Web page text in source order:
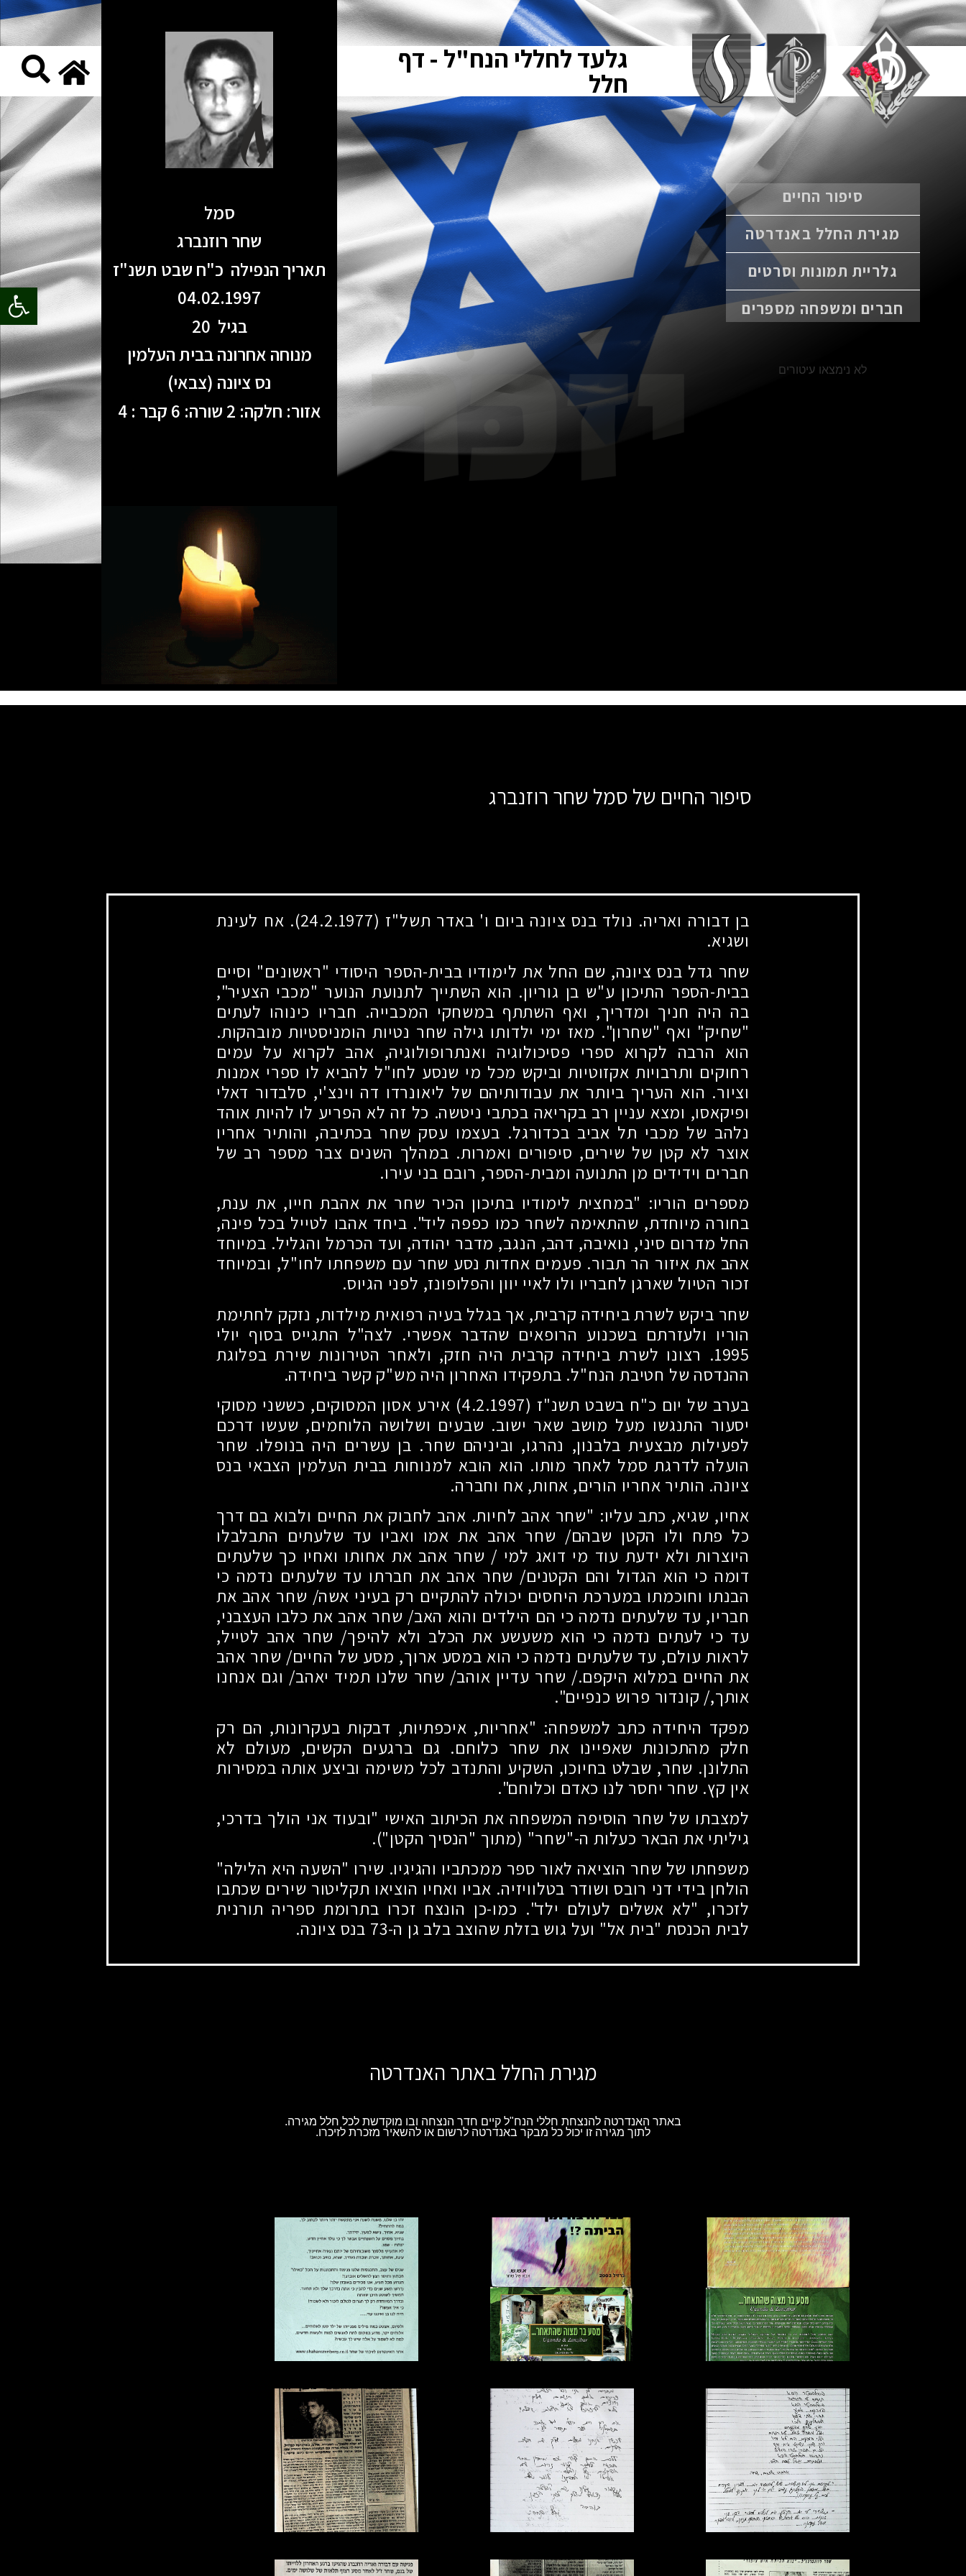
פתח
גלעד לחללי הנח"ל - דף
חלל
סיפור החיים
מגירת החלל באנדרטה
גלריית תמונות וסרטים
חברים ומשפחה מספרים
לא נימצאו עיטורים
סמל
שחר רוזנברג
תאריך הנפילה כ"ח שבט תשנ"ז
04.02.1997
בגיל 20
מנוחה אחרונה בבית העלמין
נס ציונה (צבאי)
אזור: חלקה: 2 שורה: 6 קבר : 4
סיפור החיים של סמל שחר רוזנברג
בן דבורה ואריה. נולד בנס ציונה ביום ו' באדר תשל"ז (24.2.1977)
. אח לעינת
ושגיא.
שחר גדל בנס ציונה, שם החל את לימודיו בבית-הספר היסודי "ראשונים" וסיים
בבית-הספר התיכון ע"ש בן גוריון. הוא השתייך לתנועת הנוער "מכבי הצעיר",
בה היה חניך ומדריך, ואף השתתף במשחקי המכבייה. חבריו כינוהו לעתים
"שחיק" ואף "שחרון". מאז ימי ילדותו גילה שחר נטיות הומניסטיות מובהקות.
הוא הרבה לקרוא ספרי פסיכולוגיה ואנתרופולוגיה, אהב לקרוא על עמים
רחוקים ותרבויות אקזוטיות וביקש מכל מי שנסע לחו"ל להביא לו ספרי אמנות
וציור. הוא העריך ביותר את עבודותיהם של ליאונרדו דה וינצ'י, סלבדור דאלי
ופיקאסו, ומצא עניין רב בקריאה בכתבי ניטשה. כל זה לא הפריע לו להיות אוהד
נלהב של מכבי תל אביב בכדורגל. בעצמו עסק שחר בכתיבה, והותיר אחריו
אוצר לא קטן של שירים, סיפורים ואמרות. במהלך השנים צבר מספר רב של
חברים וידידים מן התנועה ומבית-הספר, רובם בני עירו.
מספרים הוריו: "במחצית לימודיו בתיכון הכיר שחר את אהבת חייו, את ענת,
בחורה מיוחדת, שהתאימה לשחר כמו כפפה ליד". ביחד אהבו לטייל בכל פינה,
החל מדרום סיני, נואיבה, דהב, הנגב, מדבר יהודה, ועד הכרמל והגליל. במיוחד
אהב את איזור הר תבור. פעמים אחדות נסע שחר עם משפחתו לחו"ל, ובמיוחד
זכור הטיול שארגן לחבריו ולו לאיי יוון והפלופונז, לפני הגיוס.
שחר ביקש לשרת ביחידה קרבית, אך בגלל בעיה רפואית מילדות, נזקק לחתימת
הוריו ולעזרתם בשכנוע הרופאים שהדבר אפשרי. לצה"ל התגייס בסוף יולי
1995. רצונו לשרת ביחידה קרבית היה חזק, ולאחר הטירונות שירת בפלוגת
ההנדסה של חטיבת הנח"ל. בתפקידו האחרון היה מש"ק קשר ביחידה.
בערב של יום כ"ח בשבט תשנ"ז (4.2.1997)
אירע אסון המסוקים, כששני מסוקי
יסעור התנגשו מעל מושב שאר ישוב. שבעים ושלושה הלוחמים, שעשו דרכם
לפעילות מבצעית בלבנון, נהרגו, וביניהם שחר. בן עשרים היה בנופלו. שחר
הועלה לדרגת סמל לאחר מותו. הוא הובא למנוחות בבית העלמין הצבאי בנס
ציונה. הותיר אחריו הורים, אחות, אח וחברה.
אחיו, שגיא, כתב עליו: "שחר אהב לחיות. אהב לחבוק את החיים ולבוא בם דרך
כל פתח ולו הקטן שבהם/ שחר אהב את אמו ואביו עד שלעתים התבלבלו
היוצרות ולא ידעת עוד מי דואג למי / שחר אהב את אחותו ואחיו כך שלעתים
דומה כי הוא הגדול והם הקטנים/ שחר אהב את חברתו עד שלעתים נדמה כי
הבנתו וחוכמתו במערכת היחסים יכולה להתקיים רק בעיני אשה/ שחר אהב את
חבריו, עד שלעתים נדמה כי הם הילדים והוא האב/ שחר אהב את כלבו העצבני,
עד כי לעתים נדמה כי הוא משעשע את הכלב ולא להיפך/ שחר אהב לטייל,
לראות עולם, עד שלעתים נדמה כי הוא במסע ארוך, מסע של החיים/ שחר אהב
את החיים במלוא היקפם./ שחר עדיין אוהב/ שחר שלנו תמיד יאהב/ וגם אנחנו
אותך,/ קונדור פרוש כנפיים".
מפקד היחידה כתב למשפחה: "אחריות, איכפתיות, דבקות בעקרונות, הם רק
חלק מהתכונות שאפיינו את שחר כלוחם. גם ברגעים הקשים, מעולם לא
התלונן. שחר, שבלט בחיוכו, השקיע והתנדב לכל משימה וביצע אותה במסירות
אין קץ. שחר יחסר לנו כאדם וכלוחם".
למצבתו של שחר הוסיפה המשפחה את הכיתוב האישי "ובעוד אני הולך בדרכי,
גיליתי את הבאר כעלות ה-"שחר" (מתוך "הנסיך הקטן").
משפחתו של שחר הוציאה לאור ספר ממכתביו והגיגיו. שירו "השעה היא הלילה"
הולחן בידי דני רובס ושודר בטלוויזיה. אביו ואחיו הוציאו תקליטור שירים שכתבו
לזכרו, "לא אשלים לעולם ילד". כמו-כן הונצח זכרו בתרומת ספריה תורנית
לבית הכנסת "בית אל" ועל גוש בזלת שהוצב בלב גן ה-73 בנס ציונה.
מגירת החלל באתר האנדרטה
באתר האנדרטה להנצחת חללי הנח"ל קיים חדר הנצחה ובו מוקדשת לכל חלל מגירה.
לתוך מגירה זו יכול כל מבקר באנדרטה לרשום או להשאיר מזכרת לזיכרו.